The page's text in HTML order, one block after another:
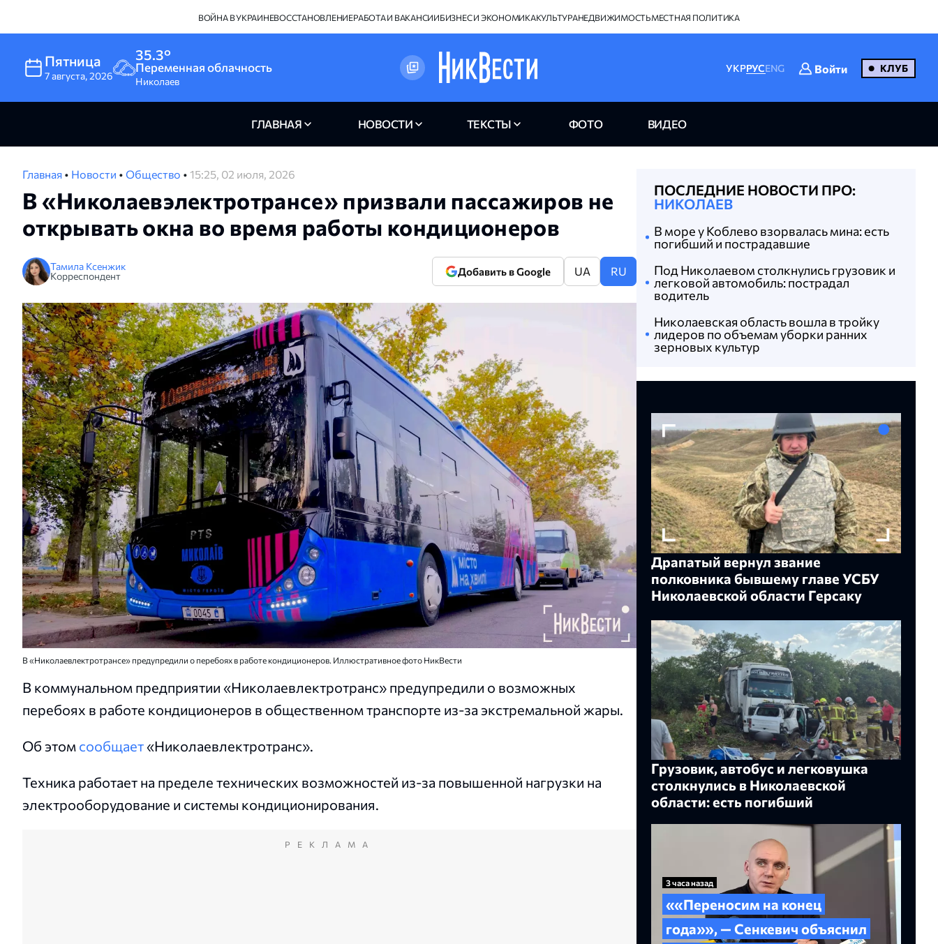
ВОЙНА В УКРАИНЕВОССТАНОВЛЕНИЕРАБОТА И ВАКАНСИИБИЗНЕС И ЭКОНОМИКАКУЛЬТУРАНЕДВИЖИМОСТЬМЕСТНАЯ ПОЛИТИКА
Пятница
7августа,2026
35.3°
Переменная облачность
Николаев
УКРРУСENG Войти КЛУБ
ГЛАВНАЯ НОВОСТИ ТЕКСТЫ ФОТО ВИДЕО
Главная • Новости • Общество • 15:25, 02 июля, 2026
В «Николаевэлектротрансе» призвали пассажиров не
открывать окна во время работы кондиционеров
Тамила Ксенжик
Корреспондент
Добавить в Google UA RU
В «Николаевлектротрансе» предупредили о перебоях в работе кондиционеров. Иллюстративное фото НикВести
В коммунальном предприятии «Николаевлектротранс» предупредили о возможных
перебоях в работе кондиционеров в общественном транспорте из-за экстремальной жары.
Об этом сообщает«Николаевлектротранс».
Техника работает на пределе технических возможностей из-за повышенной нагрузки на
электрооборудование и системы кондиционирования.
РЕКЛАМА
ПОСЛЕДНИЕ НОВОСТИ ПРО:
НИКОЛАЕВ
В море у Коблево взорвалась мина: есть
погибший и пострадавшие
Под Николаевом столкнулись грузовик и
легковой автомобиль: пострадал
водитель
Николаевская область вошла в тройку
лидеров по объемам уборки ранних
зерновых культур
Драпатый вернул звание
полковника бывшему главе УСБУ
Николаевской области Герсаку
Грузовик, автобус и легковушка
столкнулись в Николаевской
области: есть погибший
3 часа назад
««Переносим на конец
года»», — Сенкевич объяснил